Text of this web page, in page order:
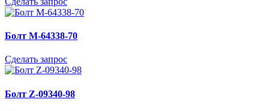
Болт M-64338-70
Сделать запрос
Болт Z-09340-98